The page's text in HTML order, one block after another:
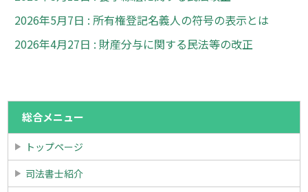
2026年5月7日 : 所有権登記名義人の符号の表示とは
2026年4月27日 : 財産分与に関する民法等の改正
総合メニュー
トップページ
司法書士紹介